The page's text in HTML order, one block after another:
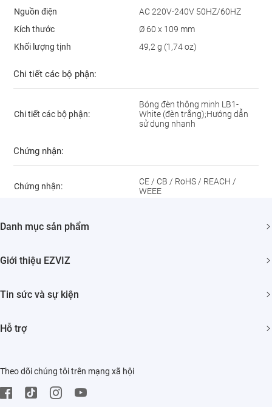
Nguồn điện
AC 220V-240V 50HZ/60HZ
Kích thước
Ø 60 x 109 mm
Khối lượng tịnh
49,2 g (1,74 oz)
Chi tiết các bộ phận:
Chi tiết các bộ phận:
Bóng đèn thông minh LB1-
White (đèn trắng);Hướng dẫn
sử dụng nhanh
Chứng nhận:
Chứng nhận:
CE / CB / RoHS / REACH /
WEEE
Danh mục sản phẩm
Giới thiệu EZVIZ
Tìm nhà phân phối
Tin sức và sự kiện
Hỗ trợ
Tải về
Trung tâm bảo hành
Theo dõi chúng tôi trên mạng xã hội